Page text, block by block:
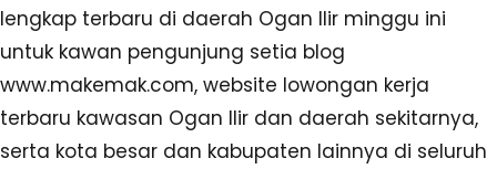
lengkap terbaru di daerah Ogan Ilir minggu ini
untuk kawan pengunjung setia blog
www.makemak.com, website lowongan kerja
terbaru kawasan Ogan Ilir dan daerah sekitarnya,
serta kota besar dan kabupaten lainnya di seluruh